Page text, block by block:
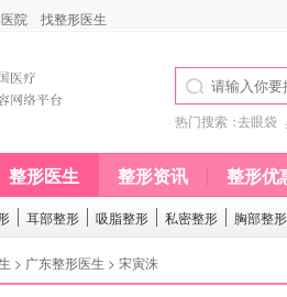
院 找整形医生
热门搜索：去眼袋
整形医生 整形资讯 整形优
耳部整形 吸脂整形 私密整形 胸部整形
> 广东整形医生 > 宋寅洙